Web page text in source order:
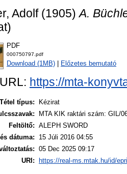
Adolf(1905)A.
PDF
000750797.pdf
Download (1MB) Előzetes bemutató
https://mta-
Tétel típus:
Kézirat
MTA KIK raktári szám: GIL/
Feltöltő: ALEPH SWORD
dátuma:
15 Júli 2016 04:55
05 Dec 2025 09:17
URI:
https://real-ms.mtak.hu/id/